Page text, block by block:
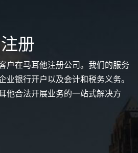
册
户在马耳他注册公司。我们的服务
业银行开户以及会计和税务义务。
他合法开展业务的一站式解决方